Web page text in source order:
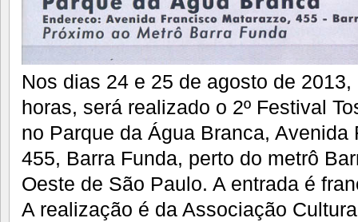
Nos dias 24 e 25 de agosto de
horas, será realizado o 2º Festival
no Parque da Água Branca, Avenida
455, Barra Funda, perto do metrô
Oeste de São Paulo. A entrada é
A realização é da Associação